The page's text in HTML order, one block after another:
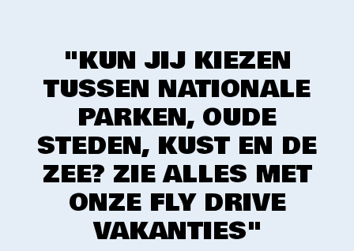
"KUN JIJ KIEZEN
TUSSEN NATIONALE
PARKEN, OUDE
STEDEN, KUST EN DE
ZEE? ZIE ALLES MET
ONZE FLY DRIVE
VAKANTIES"